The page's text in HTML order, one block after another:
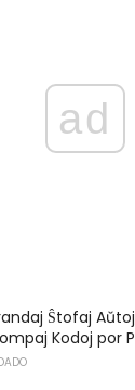
ad
Ŝtofaj
Kodoj por